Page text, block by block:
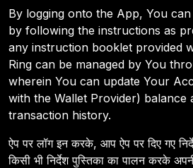
By logging onto the App, You
by following the instructions as
any instruction booklet provided
Ring can be managed by You
wherein You can update Your
with the Wallet Provider) balance
transaction history.
ऐप पर लॉग इन करके, आप ऐप पर दिए गए
किसी भी निर्देश पुस्तिका का पालन करके